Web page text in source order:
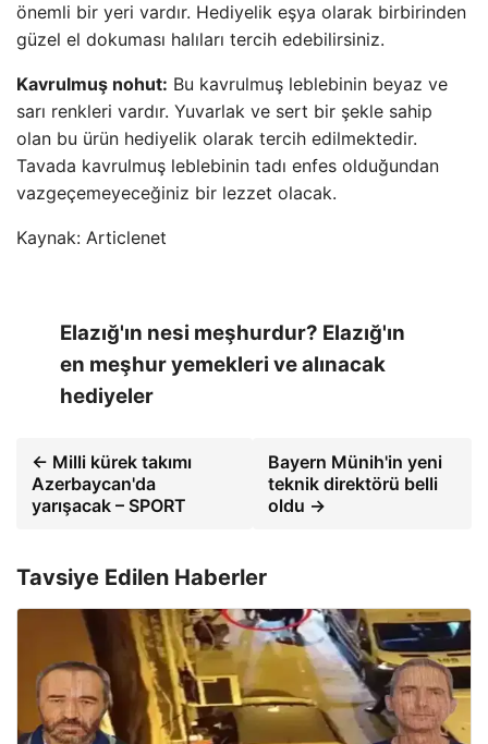
önemli bir yeri vardır. Hediyelik eşya olarak birbirinden
güzel el dokuması halıları tercih edebilirsiniz.
Kavrulmuş nohut: Bu kavrulmuş leblebinin beyaz ve
sarı renkleri vardır. Yuvarlak ve sert bir şekle sahip
olan bu ürün hediyelik olarak tercih edilmektedir.
Tavada kavrulmuş leblebinin tadı enfes olduğundan
vazgeçemeyeceğiniz bir lezzet olacak.
Kaynak: Articlenet
Elazığ'ın nesi meşhurdur? Elazığ'ın
en meşhur yemekleri ve alınacak
hediyeler
← Milli kürek takımı
Azerbaycan'da
yarışacak – SPORT
Bayern Münih'in yeni
teknik direktörü belli
oldu →
Tavsiye Edilen Haberler